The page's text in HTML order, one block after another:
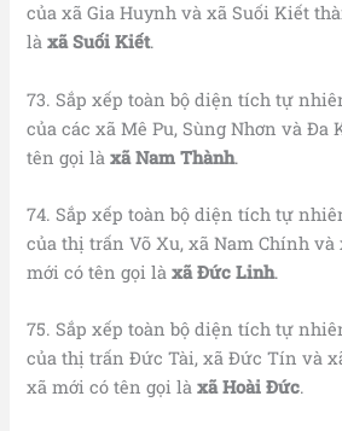
của xã Gia Huynh và xã Suối Kiết
làxã Suối Kiết.
73. Sắp xếp toàn bộ diện tích tự
của các xã Mê Pu, Sùng Nhơn và Đa
tên gọi làxã Nam Thành.
74. Sắp xếp toàn bộ diện tích tự
của thị trấn Võ Xu, xã Nam Chính và
mới có tên gọi làxã Đức Linh.
75. Sắp xếp toàn bộ diện tích tự
của thị trấn Đức Tài, xã Đức Tín và
xã mới có tên gọi làxã Hoài Đức.